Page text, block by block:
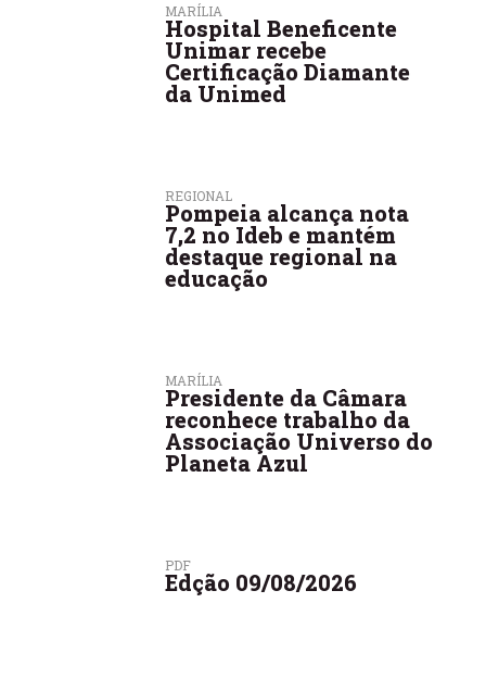
MARÍLIA
Hospital Beneficente
Unimar recebe
Certificação Diamante
da Unimed
REGIONAL
Pompeia alcança nota
7,2 no Ideb e mantém
destaque regional na
educação
MARÍLIA
Presidente da Câmara
reconhece trabalho da
Associação Universo do
Planeta Azul
PDF
Edção 09/08/2026